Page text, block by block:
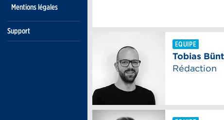
Mentions légales
Support